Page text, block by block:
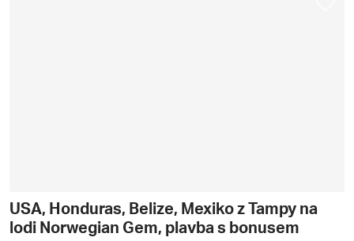
USA, Honduras, Belize, Mexiko z Tampy na
lodi Norwegian Gem, plavba s bonusem